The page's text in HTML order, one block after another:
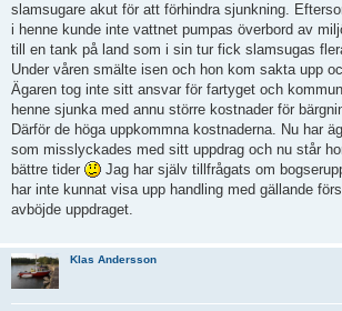
slamsugare akut för att förhindra sjunkning.
i henne kunde inte vattnet pumpas överbord av
till en tank på land som i sin tur fick slamsugas
Under våren smälte isen och hon kom sakta upp
Ägaren tog inte sitt ansvar för fartyget och
henne sjunka med annu större kostnader för
Därför de höga uppkommna kostnaderna. Nu har
som misslyckades med sitt uppdrag och nu står
bättre tider
Jag har själv tillfrågats om
har inte kunnat visa upp handling med gällande
avböjde uppdraget.
Klas Andersson